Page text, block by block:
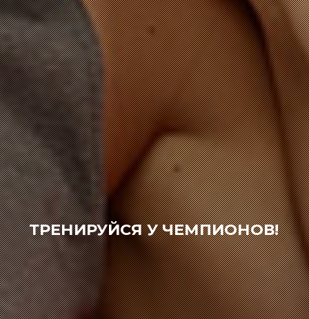
ТРЕНИРУЙСЯ У ЧЕМПИОНОВ!